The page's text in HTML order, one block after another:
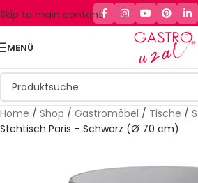
Skip to main content
MENÜ
Home / Shop / Gastromöbel / Tische /
Stehtisch Paris – Schwarz (Ø 70 cm)